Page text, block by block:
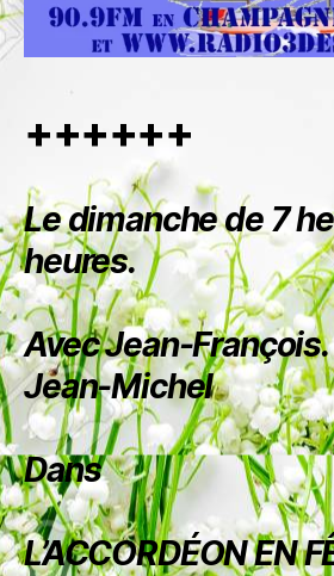
++++++
Le dimanche de 7
heures.
Avec Jean-
Jean-Michel
Dans
L’ACCORDÉON EN